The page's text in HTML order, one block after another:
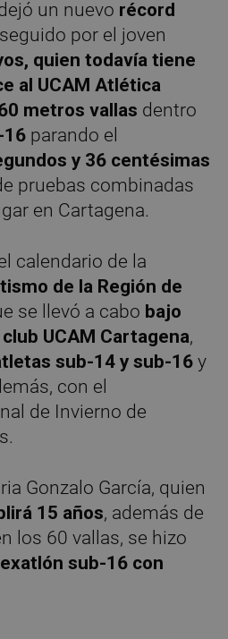
un nuevo récord
por el joven
quien todavía tiene
al UCAM Atlética
metros vallas dentro
16 parando el
y 36 centésimas
pruebas combinadas
en Cartagena.
calendario de la
de la Región de
se llevó a cabo bajo
UCAM Cartagena,
sub-14 y sub-16 y
con el
de Invierno de
Gonzalo García, quien
15 años, además de
los 60 vallas, se hizo
sub-16 con